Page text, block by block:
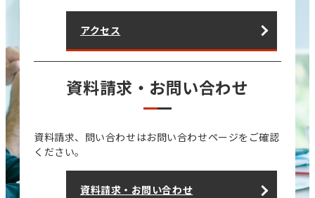
アクセス
資料請求・お問い合わせ
資料請求、問い合わせはお問い合わせページをご確認
ください。
資料請求・お問い合わせ